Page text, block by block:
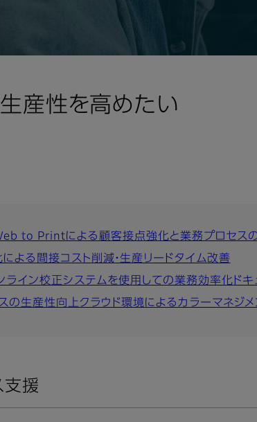
産性を高めたい
to Printによる顧客接点強化と業務プロセス
よる間接コスト削減・生産リードタイム改善
ライン校正システムを使用しての業務効率化 ド
の生産性向上クラウド環境によるカラーマネジメ
支援